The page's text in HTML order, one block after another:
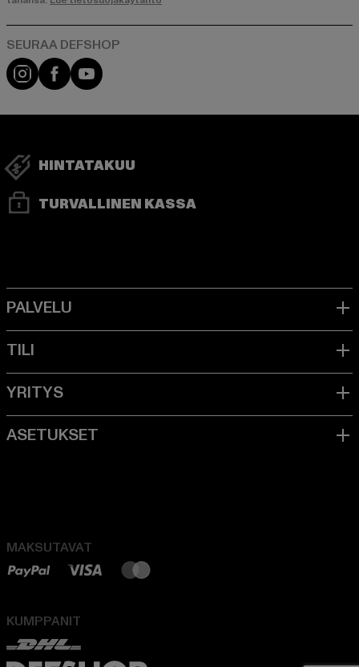
Visit our Instagram page:
Visit our Facebook page:
Visit our YouTube channel:
HINTATAKUU
TURVALLINEN KASSA
MAKSUTAVAT
KUMPPANIT